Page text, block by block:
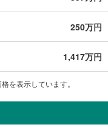
250万円
1,417万円
を表示しています。